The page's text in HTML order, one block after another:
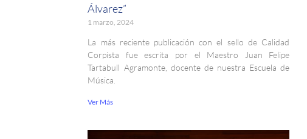
Álvarez”
1 marzo, 2024
La más reciente publicación con el sello de Calidad
Corpista fue escrita por el Maestro Juan Felipe
Tartabull Agramonte, docente de nuestra Escuela de
Música.
Ver Más